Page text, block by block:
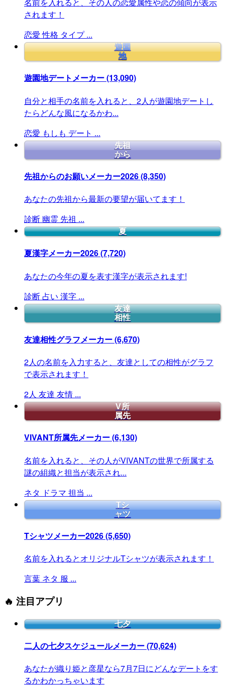
されます！
恋愛 性格 タイプ ...
遊園
地
遊園地デートメーカー(13,090)
自分と相手の名前を入れると、2人が遊園地デートし
たらどんな風になるかわ...
恋愛 もしも デート ...
先祖
から
先祖からのお願いメーカー2026(8,350)
あなたの先祖から最新の要望が届いてます！
診断 幽霊 先祖 ...
夏
夏漢字メーカー2026(7,720)
あなたの今年の夏を表す漢字が表示されます!
診断 占い 漢字 ...
友達
相性
友達相性グラフメーカー(6,670)
2人の名前を入力すると、友達としての相性がグラフ
で表示されます！
2人 友達 友情 ...
V所
属先
VIVANT所属先メーカー(6,130)
名前を入れると、その人がVIVANTの世界で所属する
謎の組織と担当が表示され...
ネタ ドラマ 担当 ...
Tシ
ャツ
Tシャツメーカー2026(5,650)
名前を入れるとオリジナルTシャツが表示されます！
言葉 ネタ 服 ...
🔥 注目アプリ
七夕
二人の七夕スケジュールメーカー(70,624)
あなたが織り姫と彦星なら7月7日にどんなデートをす
るかわかっちゃいます